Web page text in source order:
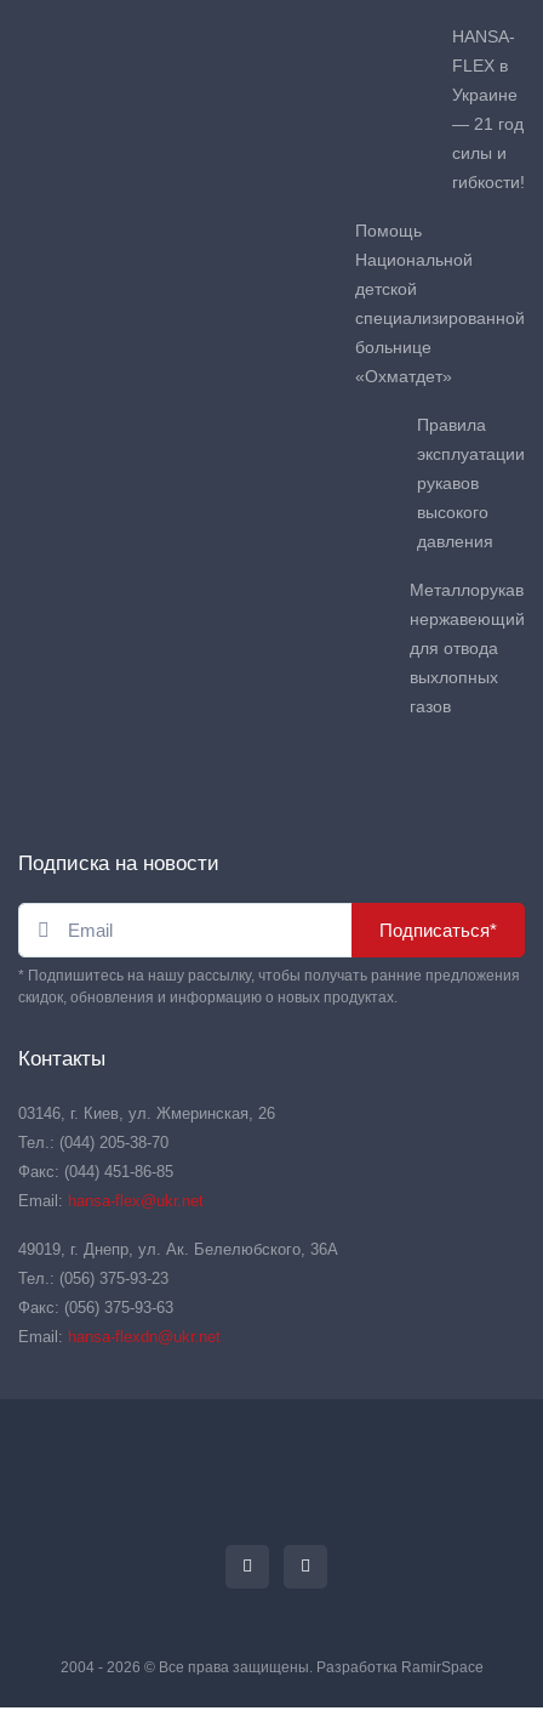
HANSA-
FLEX в
Украине
— 21 год
силы и
гибкости!
Помощь
Национальной
детской
специализированной
больнице
«Охматдет»
Правила
эксплуатации
рукавов
высокого
давления
Металлорукав
нержавеющий
для отвода
выхлопных
газов
Подписка на новости
Подписаться*
* Подпишитесь на нашу рассылку, чтобы получать ранние предложения
скидок, обновления и информацию о новых продуктах.
Контакты
03146, г. Киев, ул. Жмеринская, 26
Тел.: (044) 205-38-70
Факс: (044) 451-86-85
Email: hansa-flex@ukr.net
49019, г. Днепр, ул. Ак. Белелюбского, 36А
Тел.: (056) 375-93-23
Факс: (056) 375-93-63
Email: hansa-flexdn@ukr.net
2004 - 2026 © Все права защищены. Разработка RamirSpace